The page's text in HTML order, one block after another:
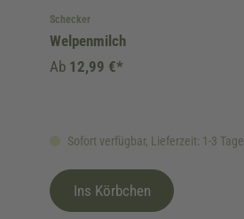
Schecker
Welpenmilch
Sofort verfügbar, Lieferzeit: 1-3 Tage
Ab 12,99 €*
Ins Körbchen